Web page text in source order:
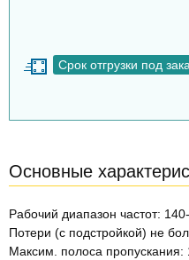
Срок отгрузки под
Основные
Рабочий диапазон частот:
Потери (с подстройкой) не
Максим. полоса пропускания: